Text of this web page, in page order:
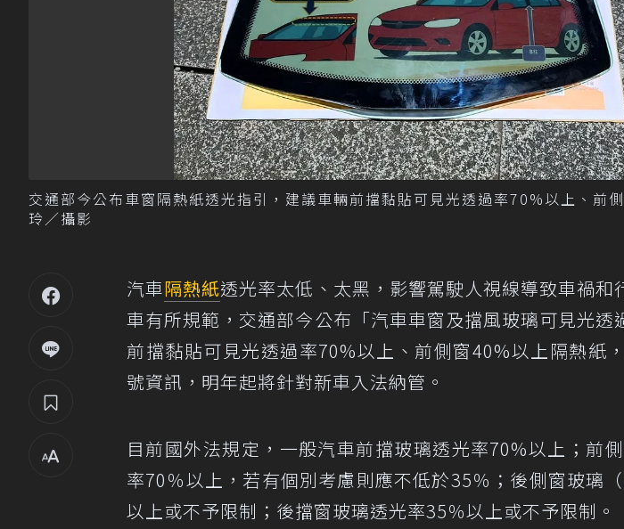
交通部今公布車窗隔熱紙透光指引，建議車輛前擋黏貼可見光透過率70%以上、前
玲／攝影
汽車隔熱紙透光率太低、太黑，影響駕駛人視線導致車禍和
車有所規範，交通部今公布「汽車車窗及擋風玻璃可見光透
前擋黏貼可見光透過率70%以上、前側窗40%以上隔熱紙
號資訊，明年起將針對新車入法納管。
目前國外法規定，一般汽車前擋玻璃透光率70%以上；前
率70％以上，若有個別考慮則應不低於35％；後側窗玻璃
以上或不予限制；後擋窗玻璃透光率35％以上或不予限制。